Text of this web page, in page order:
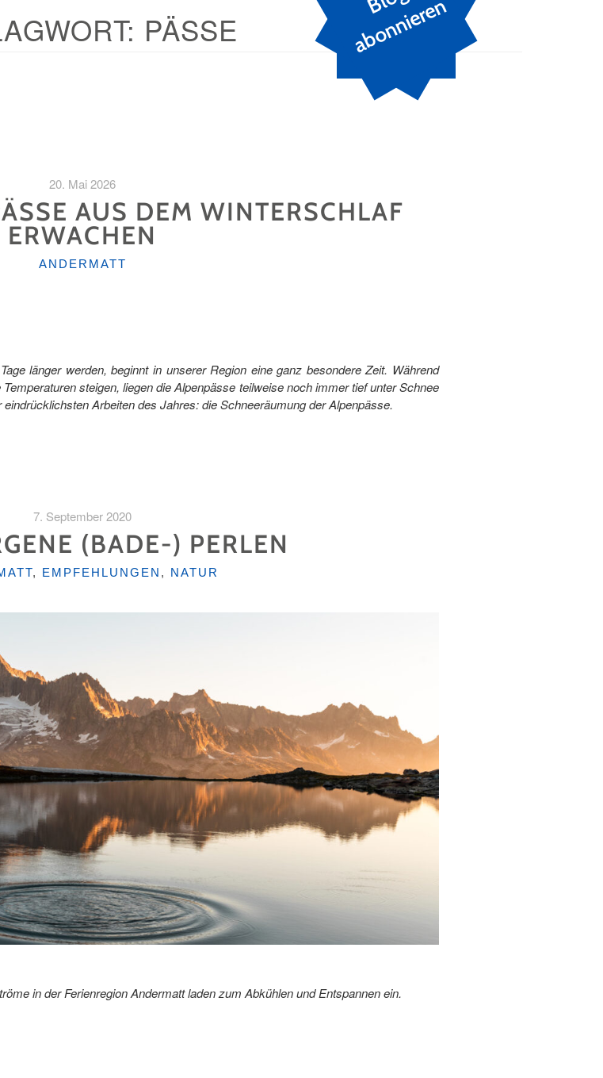
n
PÄSSE
20. Mai 2026
AUS DEM WINTERSCHLAF
ERWACHEN
KATEGORIEN
ANDERMATT
länger werden, beginnt in unserer Region eine ganz besondere Zeit. Während
steigen, liegen die Alpenpässe teilweise noch immer tief unter Schnee
Arbeiten des Jahres: die Schneeräumung der Alpenpässe.
7. September 2020
(BADE-) PERLEN
, EMPFEHLUNGEN , NATUR
in der Ferienregion Andermatt laden zum Abkühlen und Entspannen ein.